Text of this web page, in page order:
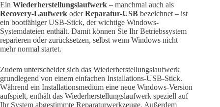
Ein Wiederherstellungslaufwerk – manchmal auch als
Recovery-Laufwerk oderReparatur-USB bezeichnet – ist
ein bootfähiger USB-Stick, der wichtige Windows-
Systemdateien enthält. Damit können Sie Ihr Betriebssystem
reparieren oder zurücksetzen, selbst wenn Windows nicht
mehr normal startet.
Zudem unterscheidet sich das Wiederherstellungslaufwerk
grundlegend von einem einfachen Installations-USB-Stick.
Während ein Installationsmedium eine neue Windows-Version
aufspielt, enthält das Wiederherstellungslaufwerk speziell auf
Ihr System abgestimmte Reparaturwerkzeuge. Außerdem